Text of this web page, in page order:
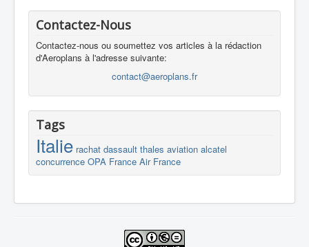
Contactez-Nous
Contactez-nous ou soumettez vos articles à la rédaction
d'Aeroplans à l'adresse suivante:
contact@aeroplans.fr
Tags
Italie rachat dassault thales aviation alcatel
concurrence OPA France Air France